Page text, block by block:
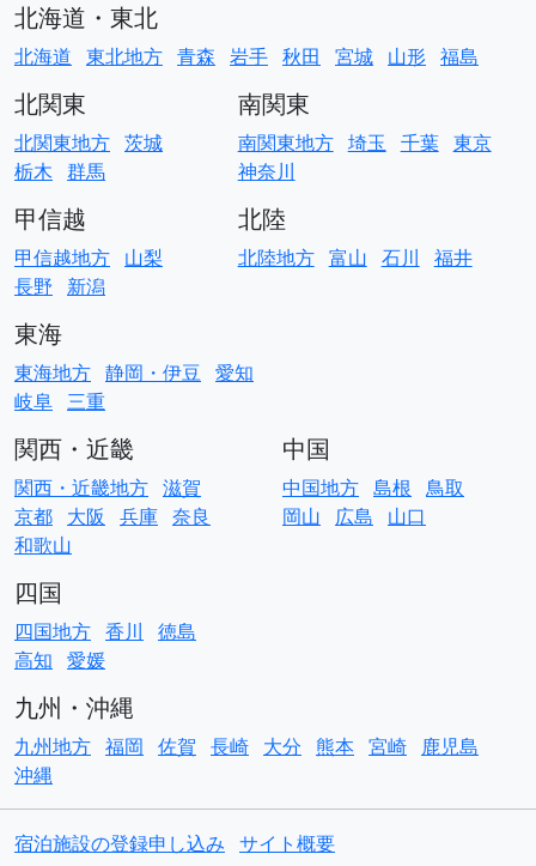
北海道・東北
北海道 東北地方 青森 岩手 秋田 宮城 山形 福島
北関東
北関東地方 茨城
栃木 群馬
南関東
南関東地方 埼玉 千葉 東京
神奈川
甲信越
甲信越地方 山梨
長野
新潟
北陸
北陸地方 富山 石川 福井
東海
東海地方 静岡・伊豆 愛知
岐阜 三重
関西・近畿
関西・近畿地方 滋賀
京都 大阪 兵庫 奈良
和歌山
中国
中国地方 島根 鳥取
岡山
広島 山口
四国
四国地方 香川
徳島
高知 愛媛
九州・沖縄
九州地方 福岡 佐賀 長崎 大分 熊本 宮崎
鹿児島
沖縄
宿泊施設の登録申し込み サイト概要